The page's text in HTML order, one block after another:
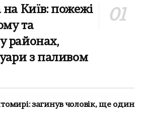
Київ: пожежі
та
районах,
з паливом
загинув чоловік, ще один